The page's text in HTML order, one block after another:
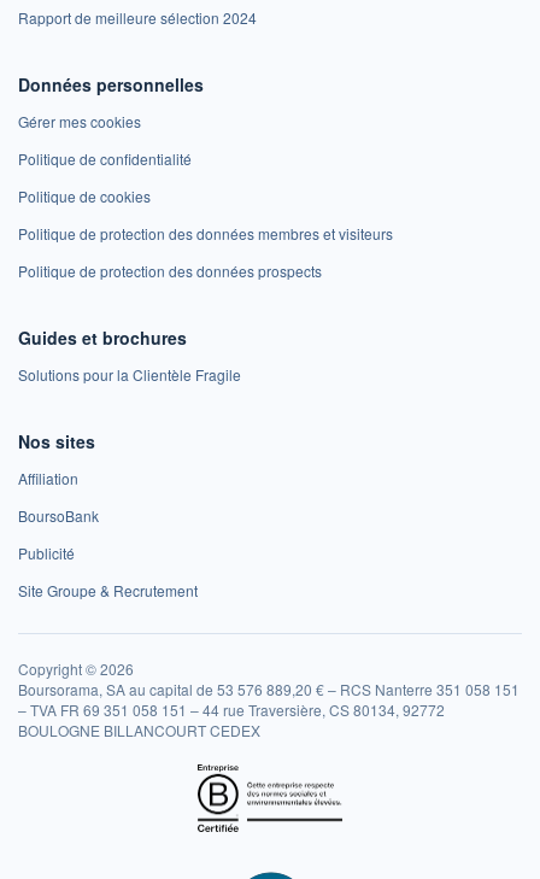
Rapport de meilleure sélection 2024
Données personnelles
Gérer mes cookies
Politique de confidentialité
Politique de cookies
Politique de protection des données membres et visiteurs
Politique de protection des données prospects
Guides et brochures
Solutions pour la Clientèle Fragile
Nos sites
Affiliation
BoursoBank
Publicité
Site Groupe & Recrutement
Copyright © 2026
Boursorama, SA au capital de 53 576 889,20 € – RCS Nanterre 351 058 151
– TVA FR 69 351 058 151 – 44 rue Traversière, CS 80134, 92772
BOULOGNE BILLANCOURT CEDEX